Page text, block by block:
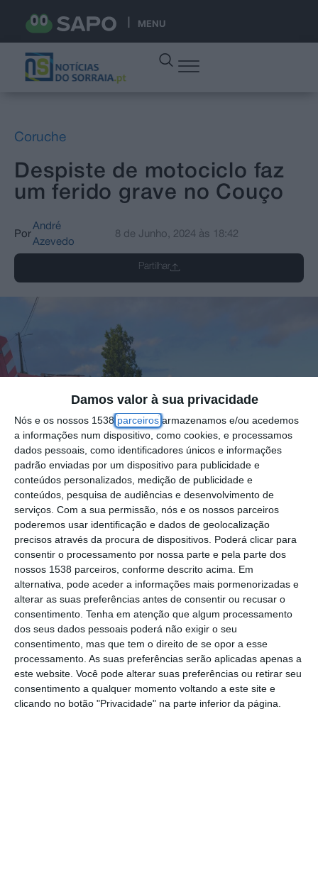
Damos valor à sua privacidade
Nós e os nossos 1538 parceiros armazenamos e/ou acedemos
a informações num dispositivo, como cookies, e processamos
dados pessoais, como identificadores únicos e informações
padrão enviadas por um dispositivo para publicidade e
conteúdos personalizados, medição de publicidade e
conteúdos, pesquisa de audiências e desenvolvimento de
serviços. Com a sua permissão, nós e os nossos parceiros
poderemos usar identificação e dados de geolocalização
precisos através da procura de dispositivos. Poderá clicar para
consentir o processamento por nossa parte e pela parte dos
nossos 1538 parceiros, conforme descrito acima. Em
alternativa, pode aceder a informações mais pormenorizadas e
alterar as suas preferências antes de consentir ou recusar o
consentimento. Tenha em atenção que algum processamento
dos seus dados pessoais poderá não exigir o seu
consentimento, mas que tem o direito de se opor a esse
processamento. As suas preferências serão aplicadas apenas a
este website. Você pode alterar suas preferências ou retirar seu
consentimento a qualquer momento voltando a este site e
clicando no botão "Privacidade" na parte inferior da página.
MENU
Coruche
Despiste de motociclo faz
um ferido grave no Couço
Por
André
Azevedo
8 de Junho, 2024 às 18:42
Partilhar
O despiste de um motociclo resultou num
ferido grave, na tarde de sábado, 8 de
Junho, no Couço, concelho de Coruche. O
alerta foi dado por volta das 15h30.
A vítima foi transportada para o Hospital de
Vila Franca de Xira. No local estiveram oito